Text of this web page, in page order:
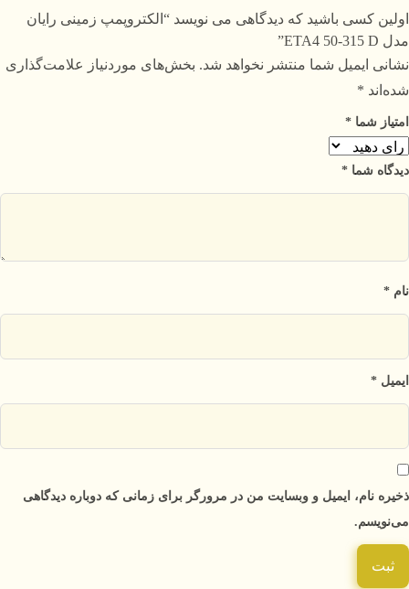
اولین کسی باشید که دیدگاهی می نویسد “الکتروپمپ زمینی رایان
مدل ETA4 50-315 D”
نشانی ایمیل شما منتشر نخواهد شد. بخش‌های موردنیاز علامت‌گذاری
شده‌اند *
امتیاز شما *
دیدگاه شما *
نام *
ایمیل *
ذخیره نام، ایمیل و وبسایت من در مرورگر برای زمانی که دوباره دیدگاهی
می‌نویسم.